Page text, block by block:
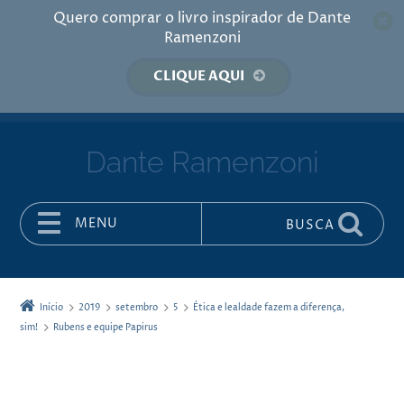
Quero comprar o livro inspirador de Dante
Ramenzoni
CLIQUE AQUI
Dante Ramenzoni
MENU BUSCA
Início 2019 setembro 5
Ética e lealdade fazem a diferença,
sim!
Rubens e equipe Papirus